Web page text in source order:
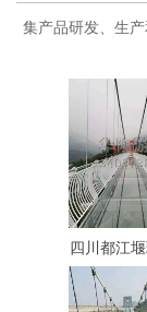
集产品研发、生
四川都江